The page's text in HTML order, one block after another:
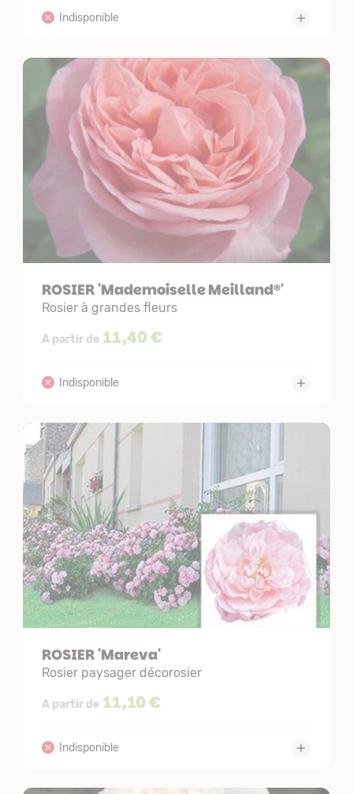
ROSIER 'Mademoiselle Meilland®'
Rosier à grandes fleurs
A partir de 11,40 €
ROSIER 'Mareva'
Rosier paysager décorosier
A partir de 11,10 €